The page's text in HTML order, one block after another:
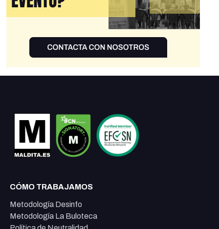
CÓMO TRABAJAMOS
Metodología Desinfo
Metodología La Buloteca